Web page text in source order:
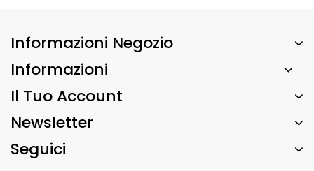
Informazioni Negozio
Informazioni
Il Tuo Account
Newsletter
Seguici